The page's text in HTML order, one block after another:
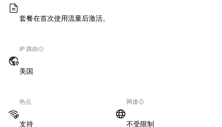
套餐在首次使用流量后激活。
IP 路由
美国
热点
支持
网速
不受限制